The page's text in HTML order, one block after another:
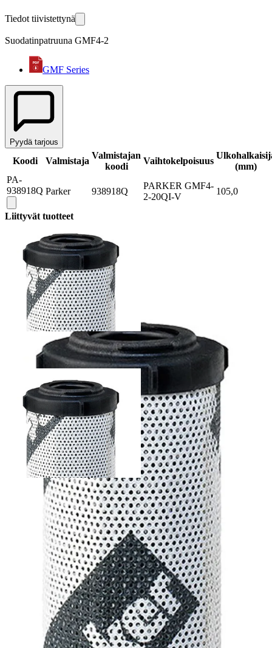
Tiedot tiivistettynä
Suodatinpatruuna GMF4-2
GMF Series
Pyydä tarjous
Koodi Valmistaja
Valmistajan
koodi
Vaihtokelpoisuus
(mm)
PA-
938918Q Parker 938918Q
PARKER GMF4-
2-20QI-V
105,0
Liittyvät tuotteet
938917Q - Parker suodatinelementti
938916Q - Parker suodatinelementti
Palvelut
Suunnitteluratkaisut
Hydrauliikkaletkut
Erikoisletkut
Kokoonpano ja räätälöinti
Päävarasto
Digitaaliset tilauskanavat
Myymälät
Palveluvarastot
Ennakoiva kartoitus
Enerpac-huolto
24h päivystys